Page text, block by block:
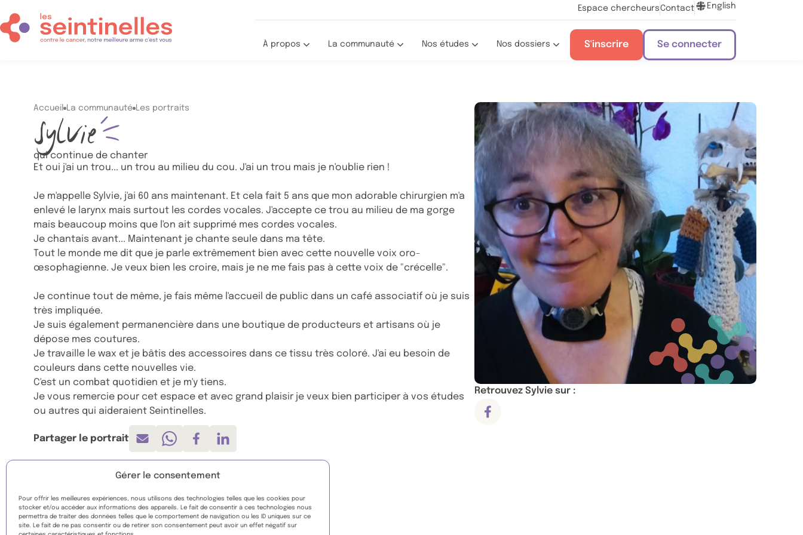
Gérer le consentement
Pour offrir les meilleures expériences, nous utilisons des technologies telles que les cookies pour
stocker et/ou accéder aux informations des appareils. Le fait de consentir à ces technologies nous
permettra de traiter des données telles que le comportement de navigation ou les ID uniques sur ce
site. Le fait de ne pas consentir ou de retirer son consentement peut avoir un effet négatif sur
Espace chercheursContact English
À propos
La FAQ
La communauté
Programme : Les Éclaireuses
Nos études Nos dossiers
Hormonothérapie et effets secondaires
Traitements et troubles cognitifs
Activité physique et cancer
S'inscrire Se connecter
Accueil La communauté Les portraits
Sylvie
qui continue de chanter
Et oui j'ai un trou... un trou au milieu du cou. J'ai un trou mais je n'oublie rien !
Je m'appelle Sylvie, j'ai 60 ans maintenant. Et cela fait 5 ans que mon adorable chirurgien m'a
enlevé le larynx mais surtout les cordes vocales. J'accepte ce trou au milieu de ma gorge
mais beaucoup moins que l'on ait supprimé mes cordes vocales.
Je chantais avant... Maintenant je chante seule dans ma tête.
Tout le monde me dit que je parle extrêmement bien avec cette nouvelle voix oro-
œsophagienne. Je veux bien les croire, mais je ne me fais pas à cette voix de "crécelle".
Je continue tout de même, je fais même l'accueil de public dans un café associatif où je suis
très impliquée.
Je suis également permanencière dans une boutique de producteurs et artisans où je
dépose mes coutures.
Je travaille le wax et je bâtis des accessoires dans ce tissu très coloré. J'ai eu besoin de
couleurs dans cette nouvelles vie.
C'est un combat quotidien et je m'y tiens.
Je vous remercie pour cet espace et avec grand plaisir je veux bien participer à vos études
ou autres qui aideraient Seintinelles.
Retrouvez Sylvie sur :
Compte facebook, ouvre dans un nouvel onglet
Partager le portrait Envoyer par mail
Partager sur Whatsapp
Partager sur Facebook
Partager sur Linkedin